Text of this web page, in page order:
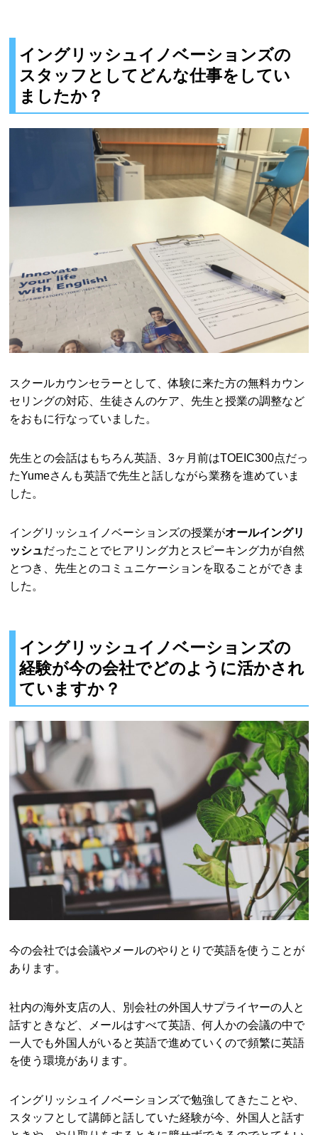
イングリッシュイノベーションズの
スタッフとしてどんな仕事をしてい
ましたか？
スクールカウンセラーとして、体験に来た方の無料カウン
セリングの対応、生徒さんのケア、先生と授業の調整など
をおもに行なっていました。
先生との会話はもちろん英語、3ヶ月前はTOEIC300点だっ
たYumeさんも英語で先生と話しながら業務を進めていま
した。
イングリッシュイノベーションズの授業がオールイングリ
ッシュだったことでヒアリング力とスピーキング力が自然
とつき、先生とのコミュニケーションを取ることができま
した。
イングリッシュイノベーションズの
経験が今の会社でどのように活かされ
ていますか？
今の会社では会議やメールのやりとりで英語を使うことが
あります。
社内の海外支店の人、別会社の外国人サプライヤーの人と
話すときなど、メールはすべて英語、何人かの会議の中で
一人でも外国人がいると英語で進めていくので頻繁に英語
を使う環境があります。
イングリッシュイノベーションズで勉強してきたことや、
スタッフとして講師と話していた経験が今、外国人と話す